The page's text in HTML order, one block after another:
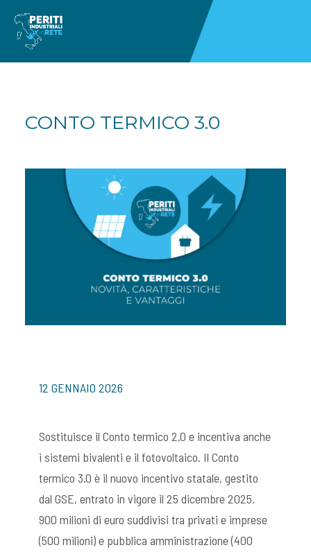
CONTO TERMICO 3.0
12 GENNAIO 2026
Sostituisce il Conto termico 2.0 e incentiva anche
i sistemi bivalenti e il fotovoltaico. Il Conto
termico 3.0 è il nuovo incentivo statale, gestito
dal GSE, entrato in vigore il 25 dicembre 2025.
900 milioni di euro suddivisi tra privati e imprese
(500 milioni) e pubblica amministrazione (400